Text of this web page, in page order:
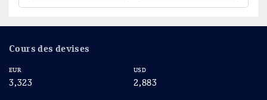
Cours des devises
EUR
3,323
USD
2,883